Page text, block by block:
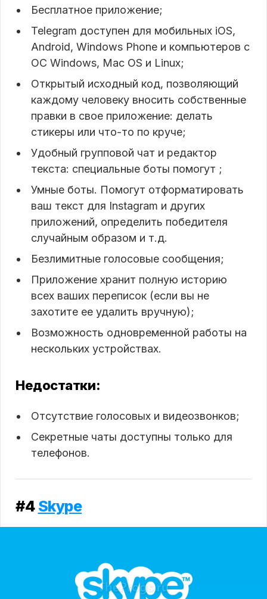
Бесплатное приложение;
Telegram доступен для мобильных iOS,
Android, Windows Phone и компьютеров с
ОС Windows, Mac OS и Linux;
Открытый исходный код, позволяющий
каждому человеку вносить собственные
правки в свое приложение: делать
стикеры или что-то по круче;
Удобный групповой чат и редактор
текста: специальные боты помогут ;
Умные боты. Помогут отформатировать
ваш текст для Instagram и других
приложений, определить победителя
случайным образом и т.д.
Безлимитные голосовые сообщения;
Приложение хранит полную историю
всех ваших переписок (если вы не
захотите ее удалить вручную);
Возможность одновременной работы на
нескольких устройствах.
Недостатки:
Отсутствие голосовых и видеозвонков;
Секретные чаты доступны только для
телефонов.
#4 Skype